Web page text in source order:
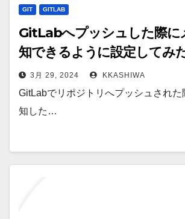
GIT GITLAB
GitLabへプッシュした際に
知できるように設定してみ
3月 29, 2024 KKASHIWA
GitLabでリポジトリへプッシュされた
知した…